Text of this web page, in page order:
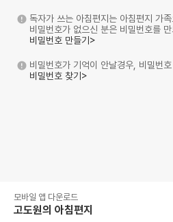
독자가 쓰는 아침편지는 아침편지 가
비밀번호가 없으신 분은 비밀번호를
비밀번호 만들기>
비밀번호가 기억이 안날경우, 비밀번
비밀번호 찾기>
모바일 앱 다운로드
고도원의 아침편지